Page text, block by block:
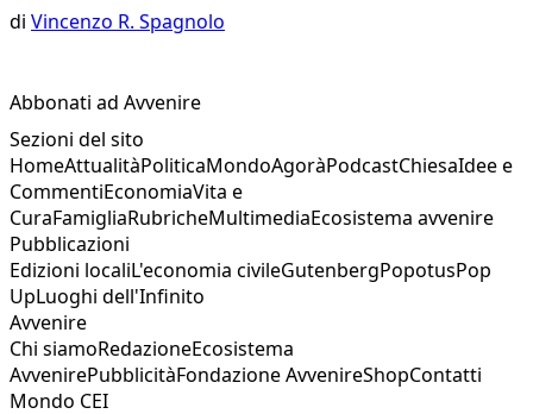
di Vincenzo R. Spagnolo
Abbonati ad Avvenire
Sezioni del sito
HomeAttualitàPoliticaMondoAgoràPodcastChiesaIdee e
CommentiEconomiaVita e
CuraFamigliaRubricheMultimediaEcosistema avvenire
Pubblicazioni
Edizioni localiL'economia civileGutenbergPopotusPop
UpLuoghi dell'Infinito
Avvenire
Chi siamoRedazioneEcosistema
AvvenirePubblicitàFondazione AvvenireShopContatti
Mondo CEI